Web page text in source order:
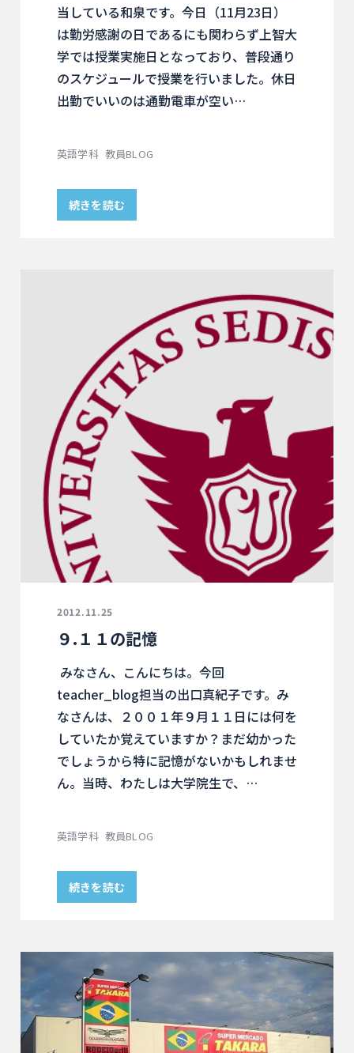
当している和泉です。今日（11月23日）
は勤労感謝の日であるにも関わらず上智大
学では授業実施日となっており、普段通り
のスケジュールで授業を行いました。休日
出勤でいいのは通勤電車が空い…
英語学科 教員BLOG
続きを読む
2012.11.25
９.１１の記憶
みなさん、こんにちは。今回
teacher_blog担当の出口真紀子です。み
なさんは、２００１年９月１１日には何を
していたか覚えていますか？まだ幼かった
でしょうから特に記憶がないかもしれませ
ん。当時、わたしは大学院生で、…
英語学科 教員BLOG
続きを読む